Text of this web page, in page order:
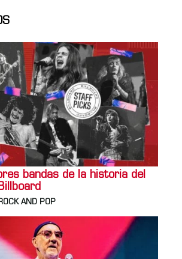
bandas de la historia del
AND POP